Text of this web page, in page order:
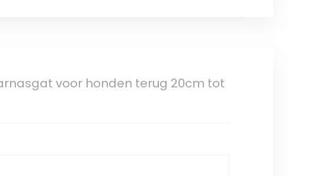
voor honden terug 20cm tot